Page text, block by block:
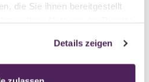
die Sie ihnen bereitgestellt
Details zeigen